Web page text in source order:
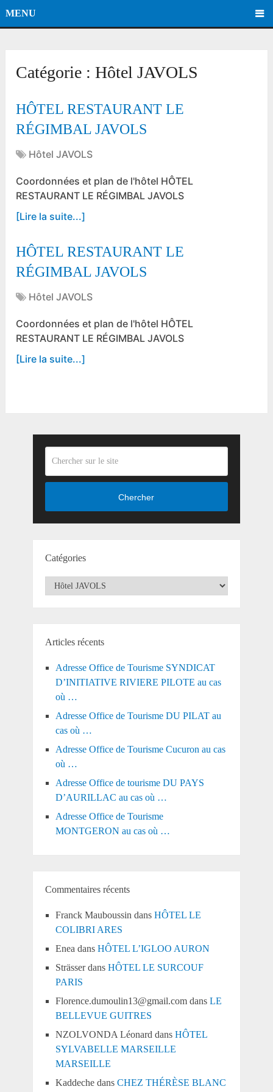
MENU
Catégorie :Hôtel JAVOLS
HÔTEL RESTAURANT LE
RÉGIMBAL JAVOLS
Hôtel JAVOLS
Coordonnées et plan de l'hôtel HÔTEL
RESTAURANT LE RÉGIMBAL JAVOLS
[Lire la suite...]
HÔTEL RESTAURANT LE
RÉGIMBAL JAVOLS
Hôtel JAVOLS
Coordonnées et plan de l'hôtel HÔTEL
RESTAURANT LE RÉGIMBAL JAVOLS
[Lire la suite...]
Chercher
Catégories
Catégories
Articles récents
Adresse Office de Tourisme SYNDICAT
D’INITIATIVE RIVIERE PILOTE au cas
où …
Adresse Office de Tourisme DU PILAT au
cas où …
Adresse Office de Tourisme Cucuron au cas
où …
Adresse Office de tourisme DU PAYS
D’AURILLAC au cas où …
Adresse Office de Tourisme
MONTGERON au cas où …
Commentaires récents
Franck Mauboussin dans HÔTEL LE
COLIBRI ARES
Enea dans HÔTEL L’IGLOO AURON
Strässerdans HÔTEL LE SURCOUF
PARIS
Florence.dumoulin13@gmail.comdans LE
BELLEVUE GUITRES
NZOLVONDA Léonard dans HÔTEL
SYLVABELLE MARSEILLE
MARSEILLE
Kaddechedans CHEZ THÉRÈSE BLANC